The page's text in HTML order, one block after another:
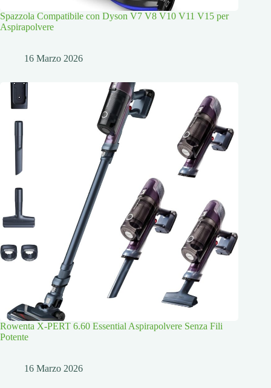
Spazzola Compatibile con Dyson V7 V8 V10 V11 V15 per
Aspirapolvere
16 Marzo 2026
Rowenta X-PERT 6.60 Essential Aspirapolvere Senza Fili
Potente
16 Marzo 2026